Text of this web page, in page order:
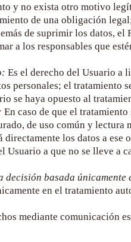
y no exista otro motivo
de una obligación
de suprimir los datos,
a los responsables que
Es el derecho del Usuario a
personales; el tratamiento
se haya opuesto al
En caso de que el
de uso común y
los datos a ese
Usuario a que no se lleve a
decisión basada
en el tratamiento
mediante comunicación